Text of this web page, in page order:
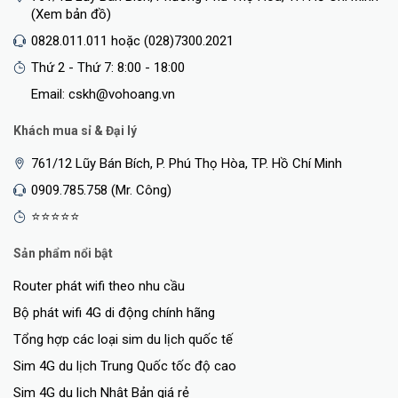
<Hotline: 0828.011.011 - (028)7300.2021 - VoHoang.vn>
(Xem bản đồ)
0828.011.011 hoặc (028)7300.2021
Thứ 2 - Thứ 7: 8:00 - 18:00
Email: cskh@vohoang.vn
Khách mua sỉ & Đại lý
761/12 Lũy Bán Bích, P. Phú Thọ Hòa, TP. Hồ Chí Minh
0909.785.758 (Mr. Công)
⭐⭐⭐⭐⭐
Sản phẩm nổi bật
Router phát wifi theo nhu cầu
Bộ phát wifi 4G di động chính hãng
Tổng hợp các loại sim du lịch quốc tế
Sim 4G du lịch Trung Quốc tốc độ cao
Sim 4G du lịch Nhật Bản giá rẻ